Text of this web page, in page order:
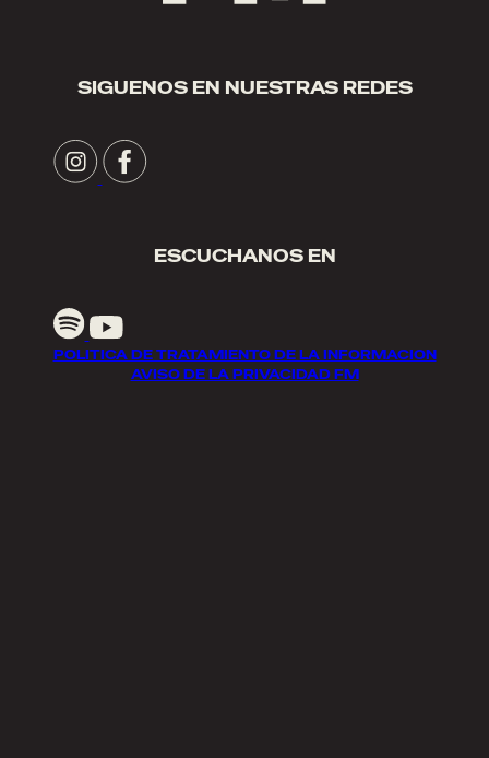
SIGUENOS EN NUESTRAS REDES
ESCUCHANOS EN
POLITICA DE TRATAMIENTO DE LA INFORMACION
AVISO DE LA PRIVACIDAD FM